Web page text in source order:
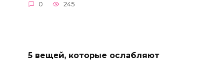
0 245
5 вещей, которые ослабляют